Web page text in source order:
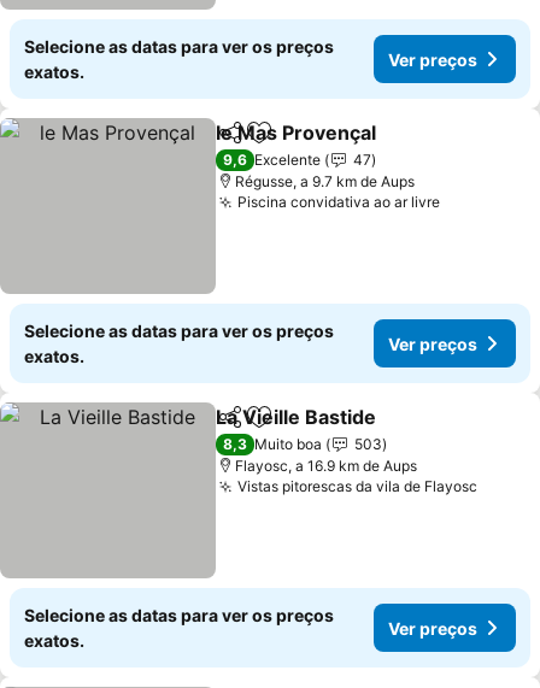
Selecione as datas para ver os preços
exatos.
Ver preços
PartilharAdicionar aos favoritos
le Mas Provençal
9,6 Excelente
47
Régusse, a 9.7 km de Aups
Piscina convidativa ao ar livre
Selecione as datas para ver os preços
exatos.
Ver preços
PartilharAdicionar aos favoritos
La Vieille Bastide
8,3 Muito boa
503
Flayosc, a 16.9 km de Aups
Vistas pitorescas da vila de Flayosc
Selecione as datas para ver os preços
exatos.
Ver preços